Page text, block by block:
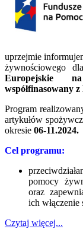
uprzejmie
żywnościowego
Europejskie
współfinasowany
Program
artykułów
okresie 06-11.2024.
Cel programu:
pomocy
oraz
ich włączenie
Czytaj więcej...